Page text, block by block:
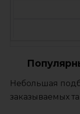
Небольшая
заказываемых